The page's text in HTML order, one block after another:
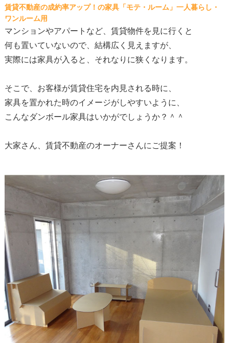
賃貸不動産の成約率アップ！の家具「モテ・ルーム」一人暮らし・
ワンルーム用
マンションやアパートなど、賃貸物件を見に行くと
何も置いていないので、結構広く見えますが、
実際には家具が入ると、それなりに狭くなります。
そこで、お客様が賃貸住宅を内見される時に、
家具を置かれた時のイメージがしやすいように、
こんなダンボール家具はいかがでしょうか？＾＾
大家さん、賃貸不動産のオーナーさんにご提案！